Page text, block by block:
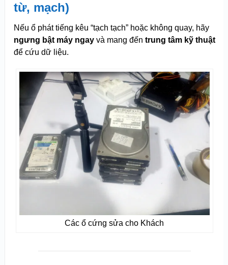
từ, mạch)
Nếu ổ phát tiếng kêu “tạch tạch” hoặc không quay, hãy
ngưng bật máy ngayvà mang đến trung tâm kỹ thuật
để cứu dữ liệu.
Các ổ cứng sửa cho Khách